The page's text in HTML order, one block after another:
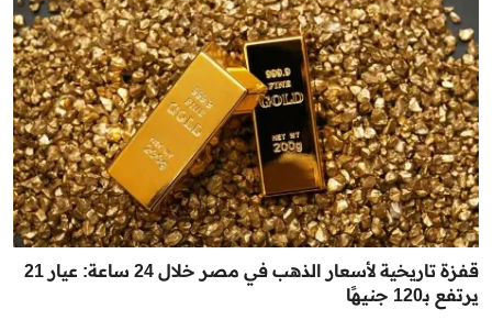
قفزة تاريخية لأسعار الذهب في مصر خلال 24 ساعة: عيار 21
يرتفع بـ120 جنيهًا